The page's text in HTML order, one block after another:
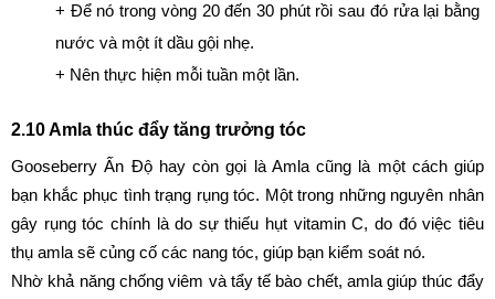
+ Để nó trong vòng 20 đến 30 phút rồi sau đó rửa lại bằng
nước và một ít dầu gội nhẹ.
+ Nên thực hiện mỗi tuần một lần.
2.10 Amla thúc đẩy tăng trưởng tóc
Gooseberry Ấn Độ hay còn gọi là Amla cũng là một cách giúp
bạn khắc phục tình trạng rụng tóc. Một trong những nguyên nhân
gây rụng tóc chính là do sự thiếu hụt vitamin C, do đó việc tiêu
thụ amla sẽ củng cố các nang tóc, giúp bạn kiểm soát nó.
Nhờ khả năng chống viêm và tẩy tế bào chết, amla giúp thúc đẩy